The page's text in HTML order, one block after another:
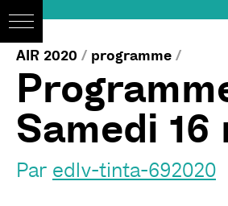
AIR 2020 / programme /
Samedi 16
Par edlv-tinta-692020